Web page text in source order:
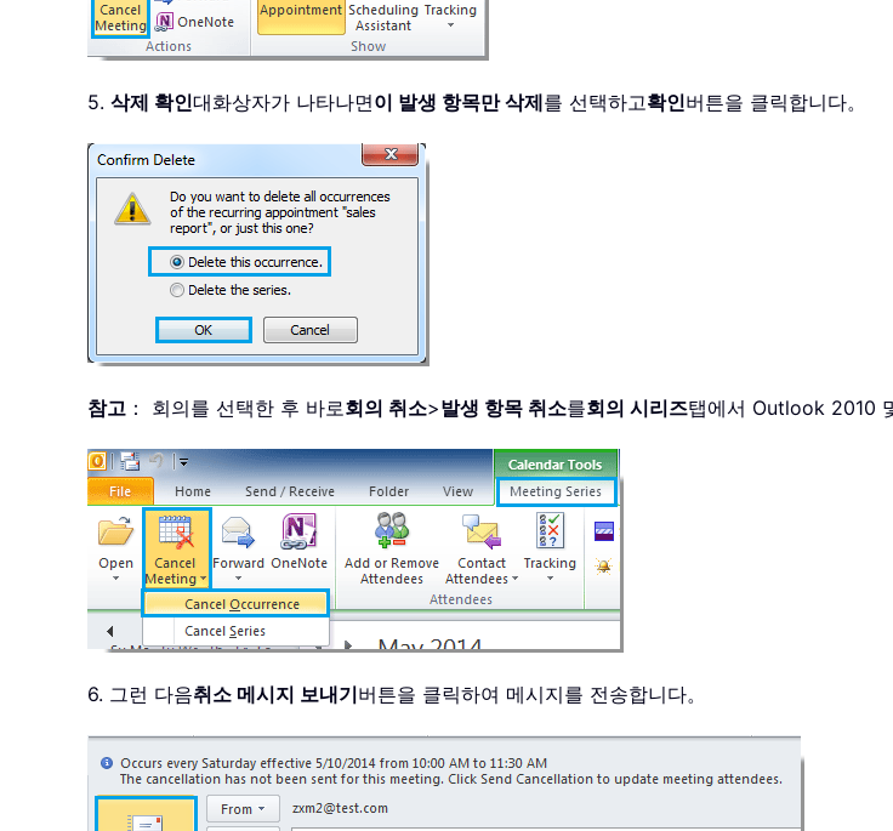
5. 삭제 확인대화상자가 나타나면이 발생 항목만 삭제를 선택하고확인버튼을 클릭합니다。
참고 ： 회의를 선택한 후 바로회의 취소>발생 항목 취소를회의 시리즈탭에서 Outlook 2010
6. 그런 다음취소 메시지 보내기버튼을 클릭하여 메시지를 전송합니다。